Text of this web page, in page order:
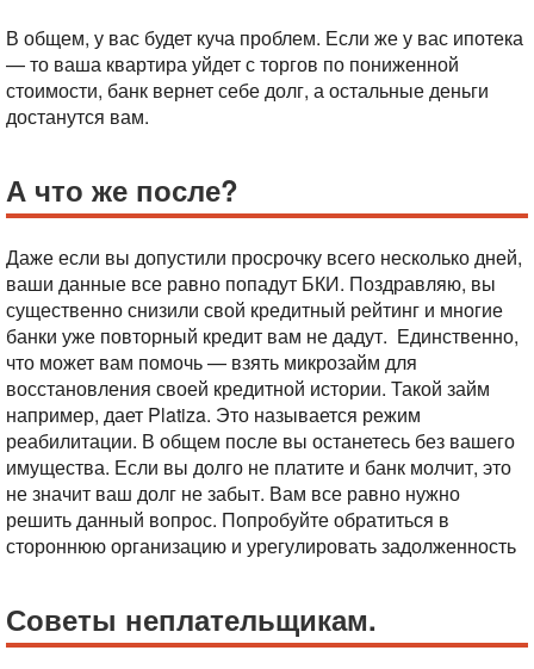
В общем, у вас будет куча проблем. Если же у вас ипотека
— то ваша квартира уйдет с торгов по пониженной
стоимости, банк вернет себе долг, а остальные деньги
достанутся вам.
А что же после?
Даже если вы допустили просрочку всего несколько дней,
ваши данные все равно попадут БКИ. Поздравляю, вы
существенно снизили свой кредитный рейтинг и многие
банки уже повторный кредит вам не дадут. Единственно,
что может вам помочь — взять микрозайм для
восстановления своей кредитной истории. Такой займ
например, дает Platiza. Это называется режим
реабилитации. В общем после вы останетесь без вашего
имущества. Если вы долго не платите и банк молчит, это
не значит ваш долг не забыт. Вам все равно нужно
решить данный вопрос. Попробуйте обратиться в
стороннюю организацию и урегулировать задолженность
Советы неплательщикам.